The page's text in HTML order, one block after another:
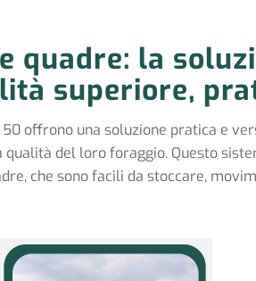
quadre: la
superiore,
50 offrono una soluzione pratica e
del loro foraggio. Questo
che sono facili da stoccare,